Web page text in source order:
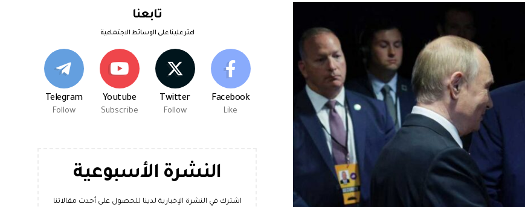
تابعنا
اعثر علينا على الوسائط الاجتماعية
Facebook
Like
Twitter
Follow
Youtube
Subscribe
Telegram
Follow
النشرة الأسبوعية
اشترك في النشرة الإخبارية لدينا للحصول على أحدث مقالاتنا